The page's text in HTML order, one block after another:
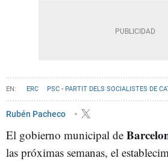
ERC PSC - PARTIT DELS SOCIALISTES DE
OCIO NOCTURNO AYUNTAMIENTO DE BARCELONA
Rubén Pacheco
El gobierno municipal de
las próximas semanas, el